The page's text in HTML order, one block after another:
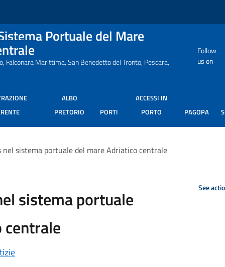
Portuale del Mare
Falconara Marittima, San Benedetto del Tronto, Pescara,
Follow
us on
ALBO
PRETORIO
PORTI
ACCESSI IN
PORTO
PAGOPA
sistema portuale del mare Adriatico centrale
sistema portuale
See